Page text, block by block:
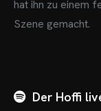
hat ihn zu einem
Szene gemacht.
Der Hoffi